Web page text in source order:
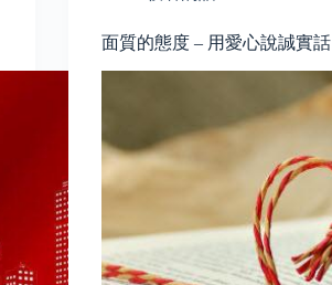
面質的態度 – 用愛心說誠實話